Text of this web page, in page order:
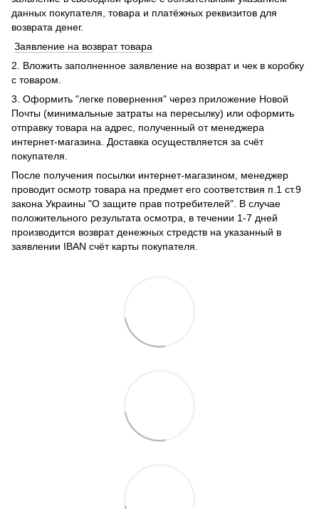
данных покупателя, товара и платёжных реквизитов для
возврата денег.
Заявление на возврат товара
2. Вложить заполненное заявление на возврат и чек в коробку
с товаром.
3. Оформить "легке повернення" через приложение Новой
Почты (минимальные затраты на пересылку) или оформить
отправку товара на адрес, полученный от менеджера
интернет-магазина. Доставка осуществляется за счёт
покупателя.
После получения посылки интернет-магазином, менеджер
проводит осмотр товара на предмет его соответствия п.1 ст.9
закона Украины "О защите прав потребителей". В случае
положительного результата осмотра, в течении 1-7 дней
производится возврат денежных стредств на указанный в
заявлении IBAN счёт карты покупателя.